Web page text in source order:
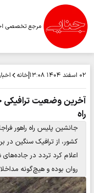
مرجع تخصصی
۰۲ اسفند ۱۴۰۴ ۱۳:۰۸ خانه
راه
جانشین پلیس راه راهور
کشور، از ترافیک سنگین در
اعلام کرد تردد در
روان بوده و هیچ‌گونه